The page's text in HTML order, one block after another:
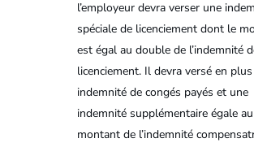
l’employeur devra verser une
spéciale de licenciement dont le
est égal au double de l’indemnité
licenciement. Il devra versé en
indemnité de congés payés et une
indemnité supplémentaire égale au
montant de l’indemnité